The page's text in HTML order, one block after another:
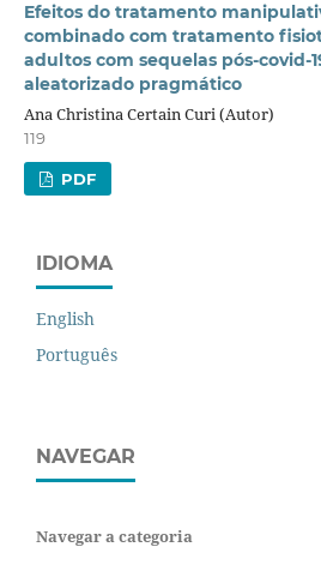
Efeitos do tratamento
combinado com tratamento
adultos com sequelas pós-covid-
aleatorizado pragmático
Ana Christina Certain Curi (Autor)
119
PDF
IDIOMA
English
Português
NAVEGAR
Navegar a categoria